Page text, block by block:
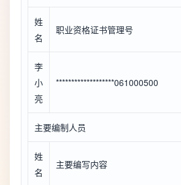
姓
名
职业资格证书管理号
李
小
亮
*******************061000500
主要编制人员
姓
名
主要编写内容